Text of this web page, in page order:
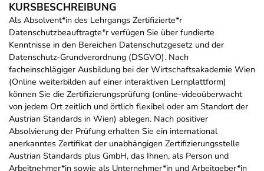
KURSBESCHREIBUNG
Als Absolvent*in des Lehrgangs Zertifizierte*r
Datenschutzbeauftragte*r verfügen Sie über fundierte
Kenntnisse in den Bereichen Datenschutzgesetz und der
Datenschutz-Grundverordnung (DSGVO). Nach
facheinschlägiger Ausbildung bei der Wirtschaftsakademie Wien
(Online weiterbilden auf einer interaktiven Lernplattform)
können Sie die Zertifizierungsprüfung (online-videoüberwacht
von jedem Ort zeitlich und örtlich flexibel oder am Standort der
Austrian Standards in Wien) ablegen. Nach positiver
Absolvierung der Prüfung erhalten Sie ein international
anerkanntes Zertifikat der unabhängigen Zertifizierungsstelle
Austrian Standards plus GmbH, das Ihnen, als Person und
Arbeitnehmer*in sowie als Unternehmer*in und Arbeitgeber*in